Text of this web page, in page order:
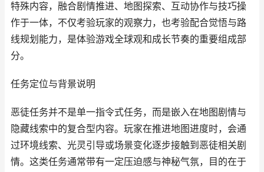
特殊内容，融合剧情推进、地图探索、互动协作与技巧操
作于一体，不仅考验玩家的观察力，也考验配合觉悟与路
线规划能力，是体验游戏全球观和成长节奏的重要组成部
分。
任务定位与背景说明
恶徒任务并不是单一指令式任务，而是嵌入在地图剧情与
隐藏线索中的复合型内容。玩家在推进地图进度时，会通
过环境线索、光灵引导或场景变化逐步接触到恶徒相关剧
情。这类任务通常带有一定压迫感与神秘气氛，目的在于